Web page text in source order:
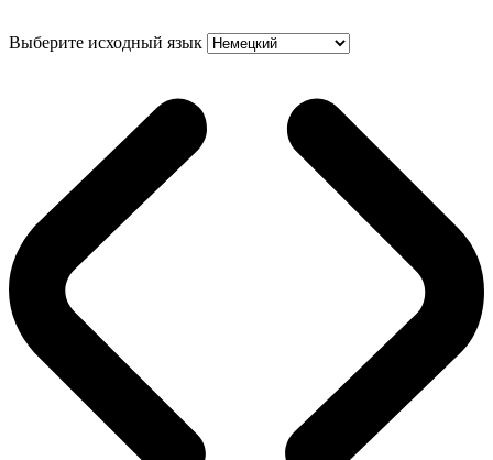
Выберите исходный язык